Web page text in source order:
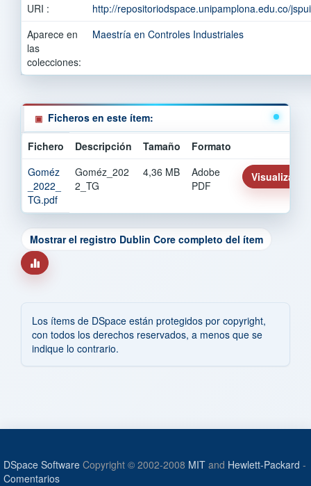
URI :
http://repositoriodspace.unipamplona.edu.co/
Aparece en
las
colecciones:
Maestría en Controles Industriales
Ficheros en este ítem:
Fichero Descripción Tamaño
Formato
Goméz
_2022_
TG.pdf
Goméz_202
2_TG
4,36 MB
Adobe
PDF
Visualizar/
Mostrar el registro Dublin Core completo del ítem
Los ítems de DSpace están protegidos por copyright,
con todos los derechos reservados, a menos que se
indique lo contrario.
DSpace Software Copyright © 2002-2008 MIT and Hewlett-Packard -
Comentarios